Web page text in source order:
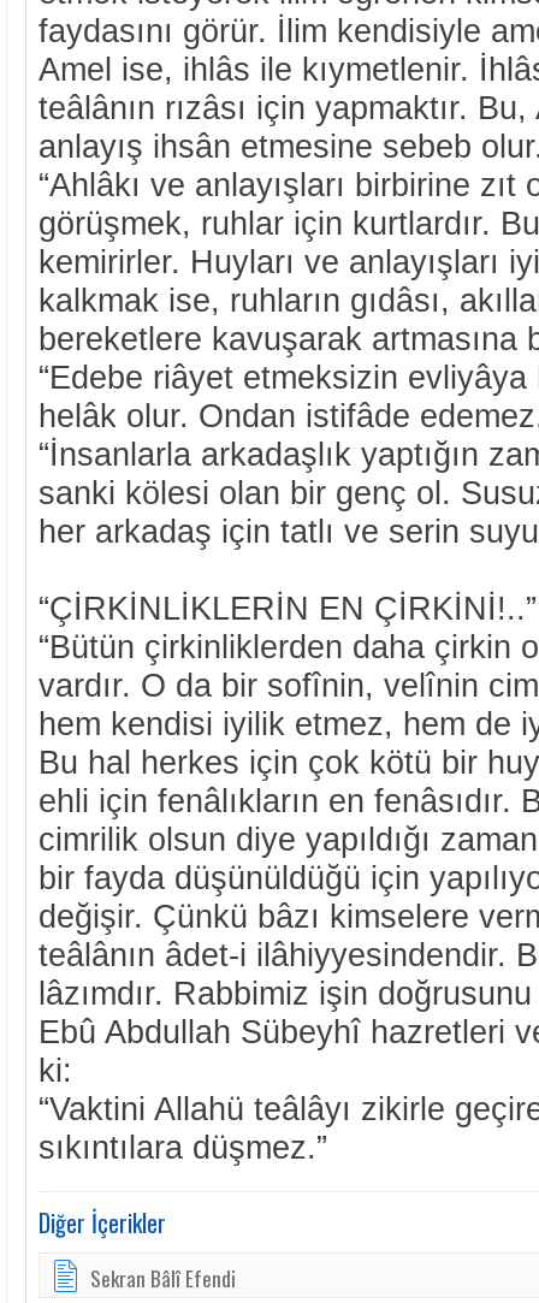
faydasını görür. İlim kendisiyle
Amel ise, ihlâs ile kıymetlenir.
teâlânın rızâsı için yapmaktır.
anlayış ihsân etmesine sebeb
“Ahlâkı ve anlayışları birbirine
görüşmek, ruhlar için kurtlardır.
kemirirler. Huyları ve anlayışları
kalkmak ise, ruhların gıdâsı,
bereketlere kavuşarak artmasına
“Edebe riâyet etmeksizin
helâk olur. Ondan istifâde
“İnsanlarla arkadaşlık yaptığın
sanki kölesi olan bir genç ol.
her arkadaş için tatlı ve serin
“ÇİRKİNLİKLERİN EN ÇİRKİNİ!..”
“Bütün çirkinliklerden daha çirkin
vardır. O da bir sofînin, velînin
hem kendisi iyilik etmez, hem de
Bu hal herkes için çok kötü bir
ehli için fenâlıkların en fenâsıdır.
cimrilik olsun diye yapıldığı
bir fayda düşünüldüğü için
değişir. Çünkü bâzı kimselere
teâlânın âdet-i ilâhiyyesindendir.
lâzımdır. Rabbimiz işin
Ebû Abdullah Sübeyhî hazretleri
ki:
“Vaktini Allahü teâlâyı zikirle
sıkıntılara düşmez.”
Diğer İçerikler
Sekran Bâlî Efendi